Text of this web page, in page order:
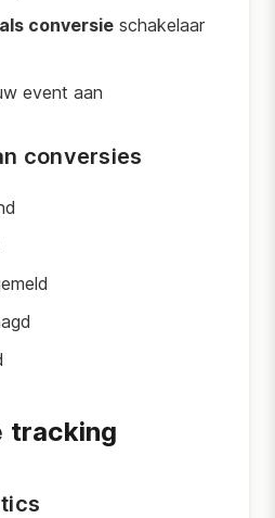
conversie schakelaar
event aan
conversies
tracking